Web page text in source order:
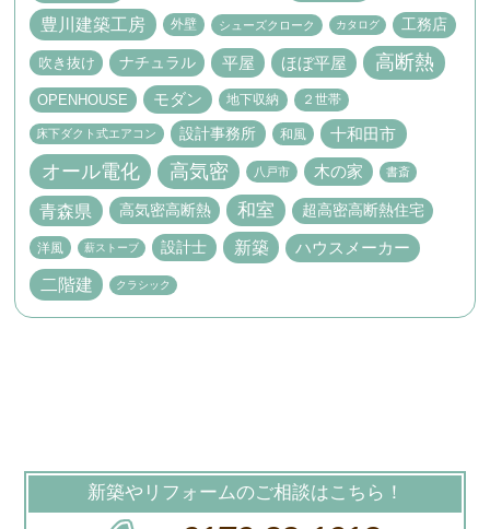
豊川建築工房 外壁 シューズクローク カタログ 工務店
吹き抜け ナチュラル 平屋 ほぼ平屋 高断熱
OPENHOUSE モダン 地下収納 ２世帯
床下ダクト式エアコン 設計事務所 和風 十和田市
オール電化 高気密 八戸市 木の家 書斎
青森県 高気密高断熱 和室 超高密高断熱住宅
洋風 薪ストーブ 設計士 新築 ハウスメーカー
二階建 クラシック
新築やリフォームのご相談はこちら！